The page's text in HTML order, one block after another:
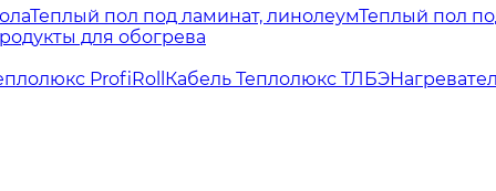
Теплый пол под ламинат, линолеумТеплый пол
для обогрева
ProfiRoll Кабель Теплолюкс ТЛБЭ